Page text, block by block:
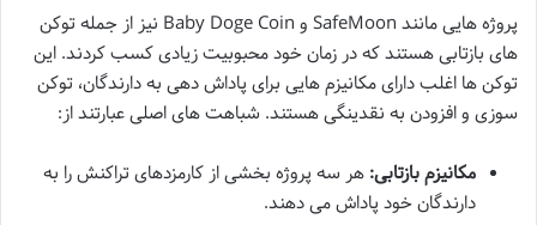
پروژه هایی مانند SafeMoon و Baby Doge Coin نیز از جمله توکن
های بازتابی هستند که در زمان خود محبوبیت زیادی کسب کردند. این
توکن ها اغلب دارای مکانیزم هایی برای پاداش دهی به دارندگان، توکن
سوزی و افزودن به نقدینگی هستند. شباهت های اصلی عبارتند از:
مکانیزم بازتابی: هر سه پروژه بخشی از کارمزدهای تراکنش را به
دارندگان خود پاداش می دهند.